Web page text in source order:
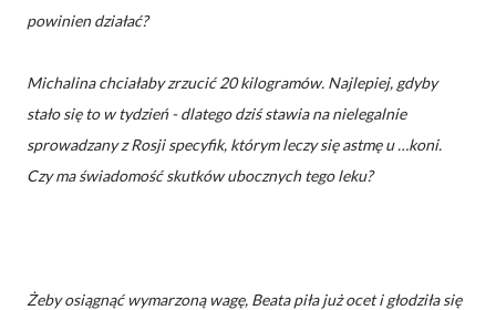
powinien działać?
Michalina chciałaby zrzucić 20 kilogramów. Najlepiej, gdyby
stało się to w tydzień - dlatego dziś stawia na nielegalnie
sprowadzany z Rosji specyfik, którym leczy się astmę u …koni.
Czy ma świadomość skutków ubocznych tego leku?
Żeby osiągnąć wymarzoną wagę, Beata piła już ocet i głodziła się